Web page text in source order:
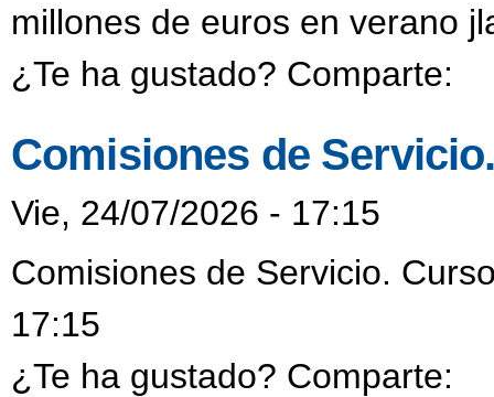
millones de euros en verano
¿Te ha gustado? Comparte:
Comisiones de
Vie, 24/07/2026 - 17:15
Comisiones de Servicio.
17:15
¿Te ha gustado? Comparte: